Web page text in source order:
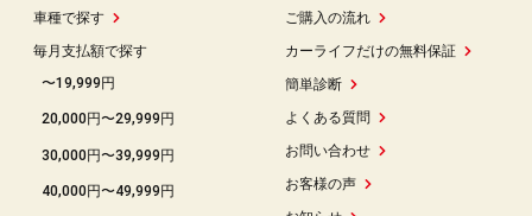
車種で探す
毎月支払額で探す
〜19,999円
20,000円〜29,999円
30,000円〜39,999円
40,000円〜49,999円
ご購入の流れ
カーライフだけの無料保証
簡単診断
よくある質問
お問い合わせ
お客様の声